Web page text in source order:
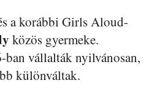
a korábbi Girls Aloud-
közös gyermeke.
vállalták nyilvánosan,
különváltak.